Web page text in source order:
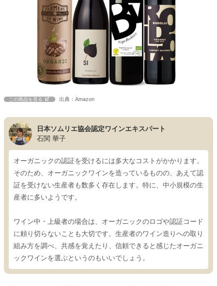
この商品を見る 出典：Amazon
日本ソムリエ協会認定ワインエキスパート
石関 華子
オーガニックの認証を受けるには多大なコストがかかります。
そのため、オーガニックワインを造っているものの、あえて認
証を受けない生産者も数多く存在します。特に、中小規模の生
産者に多いようです。
ワイン中・上級者の場合は、オーガニックのロゴや認証コード
に頼り切らないことも大切です。生産者のワイン造りへの取り
組み方を調べ、共感を覚えたり、信頼できると感じたオーガニ
ックワインを選ぶというのもいいでしょう。